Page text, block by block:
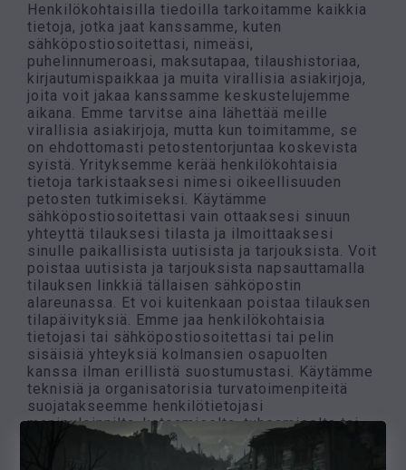
Henkilökohtaisilla tiedoilla tarkoitamme kaikkia
tietoja, jotka jaat kanssamme, kuten
sähköpostiosoitettasi, nimeäsi,
puhelinnumeroasi, maksutapaa, tilaushistoriaa,
kirjautumispaikkaa ja muita virallisia asiakirjoja,
joita voit jakaa kanssamme keskustelujemme
aikana. Emme tarvitse aina lähettää meille
virallisia asiakirjoja, mutta kun toimitamme, se
on ehdottomasti petostentorjuntaa koskevista
syistä. Yrityksemme kerää henkilökohtaisia
tietoja tarkistaaksesi nimesi oikeellisuuden
petosten tutkimiseksi. Käytämme
sähköpostiosoitettasi vain ottaaksesi sinuun
yhteyttä tilauksesi tilasta ja ilmoittaaksesi
sinulle paikallisista uutisista ja tarjouksista. Voit
poistaa uutisista ja tarjouksista napsauttamalla
tilauksen linkkiä tällaisen sähköpostin
alareunassa. Et voi kuitenkaan poistaa tilauksen
tilapäivityksiä. Emme jaa henkilökohtaisia
tietojasi tai sähköpostiosoitettasi tai pelin
sisäisiä yhteyksiä kolmansien osapuolten
kanssa ilman erillistä suostumustasi. Käytämme
teknisiä ja organisatorisia turvatoimenpiteitä
suojatakseemme henkilötietojasi
manipuloinnilta, katoamiselta, tuhoamiselta tai
luvattomien pääsyltä.